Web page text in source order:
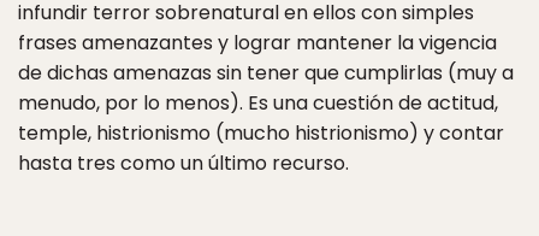
infundir terror sobrenatural en ellos con simples
frases amenazantes y lograr mantener la vigencia
de dichas amenazas sin tener que cumplirlas (muy a
menudo, por lo menos). Es una cuestión de actitud,
temple, histrionismo (mucho histrionismo) y contar
hasta tres como un último recurso.